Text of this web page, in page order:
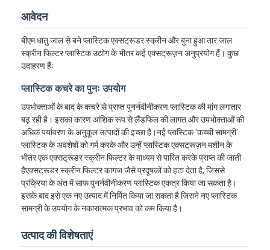
आवेदन
बीएम धातु जाल से बने प्लास्टिक एक्सट्रूडर स्क्रीन और बुना हुआ तार जाल
स्क्रीन फिल्टर प्लास्टिक उद्योग के भीतर कई एक्सट्रूज़न अनुप्रयोग हैं। कुछ
उदाहरण हैंः
प्लास्टिक कचरे का पुनः उपयोग
उपभोक्ताओं के बाद के कचरे से प्राप्त पुनर्नवीनीकरण प्लास्टिक की मांग लगातार
बढ़ रही है। इसका कारण आंशिक रूप से लैंडफिल की लागत और उपभोक्ताओं की
अधिक पर्यावरण के अनुकूल उत्पादों की इच्छा है।नई प्लास्टिक 'कच्ची सामग्री'
प्लास्टिक के अवशेषों को गर्म करके और उन्हें प्लास्टिक एक्सट्रूज़न मशीन के
भीतर एक एक्सट्रूडर स्क्रीन फिल्टर के माध्यम से पारित करके प्राप्त की जाती
हैएक्सट्रूडर स्क्रीन फिल्टर कागज जैसे प्रदूषकों को हटा देता है, जिससे
प्रक्रिया के अंत में साफ पुनर्नवीनीकरण प्लास्टिक एकत्र किया जा सकता है।
इसके बाद इसे एक नए उत्पाद में निर्मित किया जा सकता है जिसने नए प्लास्टिक
सामग्री के उपयोग के नकारात्मक प्रभाव को कम किया है।.
उत्पाद की विशेषताएं